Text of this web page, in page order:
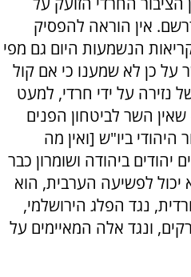
אין הוראה להפסיק
הנשמעות היום גם מפי
על כן לא שמענו כי אם קול
על ידי חרדי, למעט
השר לביטחון הפנים
ביו"ש [ואין מה
יהודים ביהודה ושומרון כבר
יכול לפשיעה הערבית, הוא
נגד הפלג הירושלמי,
ונגד אלה המאיימים על